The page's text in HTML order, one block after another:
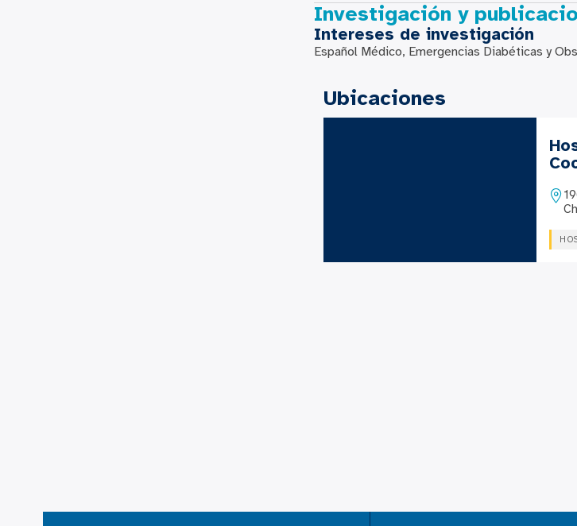
Investigación y
Intereses de investigación
Español Médico, Emergencias Diabéticas y
Ubicaciones